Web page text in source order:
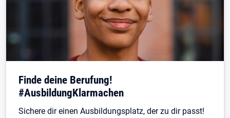
Finde deine Berufung!
#AusbildungKlarmachen
Sichere dir einen Ausbildungsplatz, der zu dir passt!